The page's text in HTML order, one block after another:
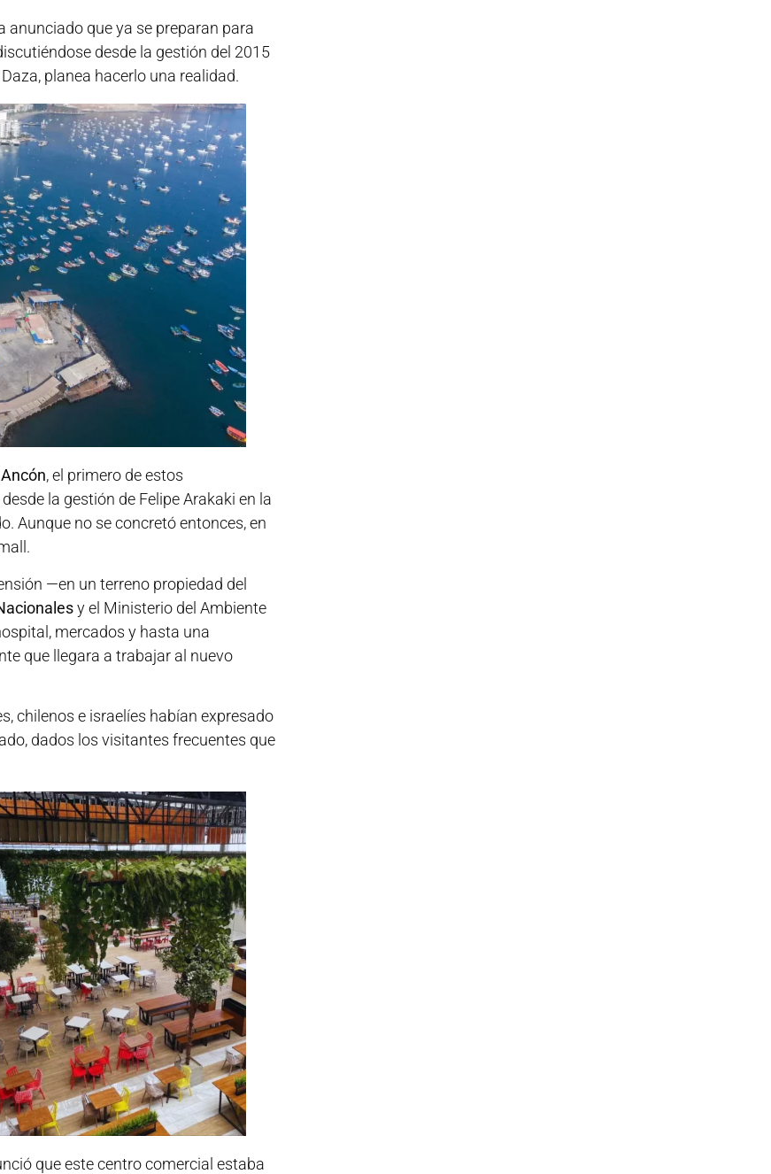
anunciado que ya se preparan para
desde la gestión del 2015
planea hacerlo una realidad.
, el primero de estos
la gestión de Felipe Arakaki en la
Aunque no se concretó entonces, en
—en un terreno propiedad del
y el Ministerio del Ambiente
mercados y hasta una
que llegara a trabajar al nuevo
chilenos e israelíes habían expresado
dados los visitantes frecuentes que
que este centro comercial estaba